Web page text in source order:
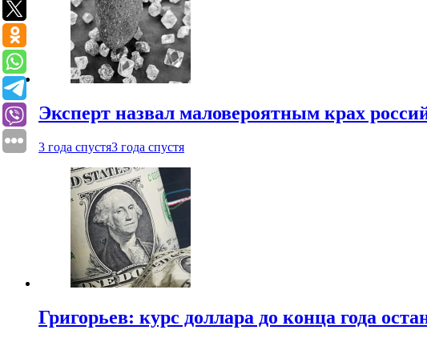
Эксперт назвал маловероятным крах
3 года спустя3 года спустя
Григорьев: курс доллара до конца года